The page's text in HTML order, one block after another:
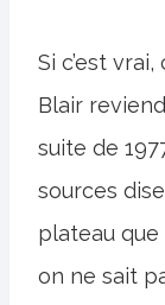
Si c’est
Blair
suite de
sources
plateau
on ne sait